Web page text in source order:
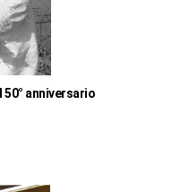
50° anniversario